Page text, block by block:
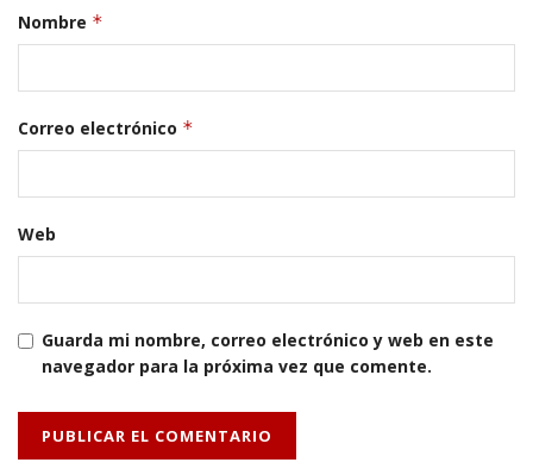
Nombre *
Correo electrónico *
Web
Guarda mi nombre, correo electrónico y web en este
navegador para la próxima vez que comente.